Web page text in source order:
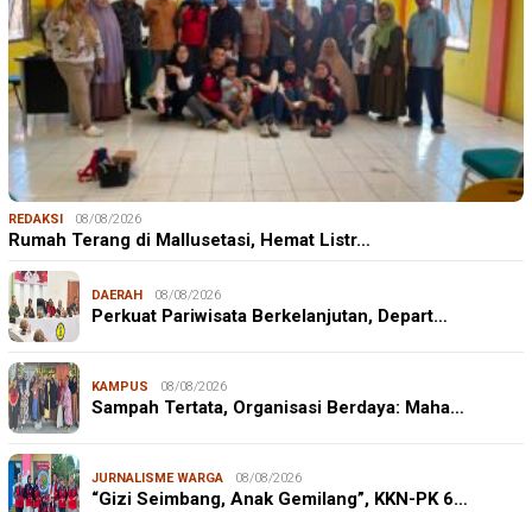
REDAKSI 08/08/2026
Rumah Terang di Mallusetasi, Hemat Listr…
DAERAH 08/08/2026
Perkuat Pariwisata Berkelanjutan, Depart…
KAMPUS 08/08/2026
Sampah Tertata, Organisasi Berdaya: Maha…
JURNALISME WARGA 08/08/2026
“Gizi Seimbang, Anak Gemilang”, KKN-PK 6…